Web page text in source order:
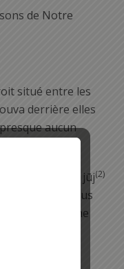
de Notre
situé entre les
derrière elles
aucun
jūj et les Mā jūj(2)
Est-ce que nous
construire une
conféré vaut